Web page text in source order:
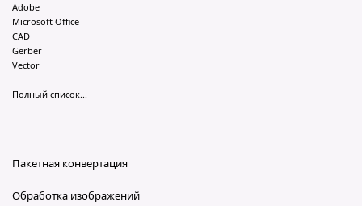
Adobe
Microsoft Office
CAD
Gerber
Vector
Полный список...
Пакетная конвертация
Обработка изображений